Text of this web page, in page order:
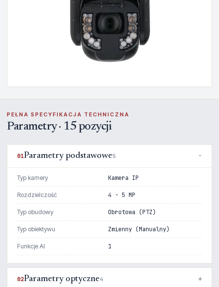
PEŁNA SPECYFIKACJA TECHNICZNA
Parametry · 15 pozycji
01Parametry podstawowe5
Typ kamery Kamera IP
Rozdzielczość 4 - 5 MP
Typ obudowy Obrotowa (PTZ)
Typ obiektywu Zmienny (Manualny)
Funkcje AI 1
02Parametry optyczne4